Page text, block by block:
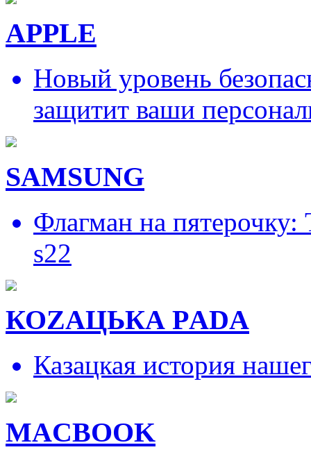
APPLE
Новый уровень
защитит ваши
SAMSUNG
Флагман на
s22
КОZAЦЬКА РADA
Казацкая история
MACBOOK